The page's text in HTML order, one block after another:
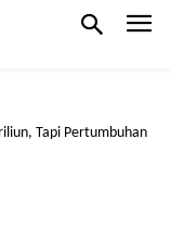
Tapi Pertumbuhan
Peluang Punya Rumah